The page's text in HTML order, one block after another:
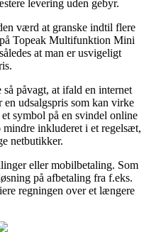
levering uden gebyr.
værd at granske indtil flere
Topeak Multifunktion Mini
at man er usvigeligt
påvagt, at ifald en internet
udsalgspris som kan virke
symbol på en svindel online
inkluderet i et regelsæt,
netbutikker.
eller mobilbetaling. Som
på afbetaling fra f.eks.
regningen over et længere